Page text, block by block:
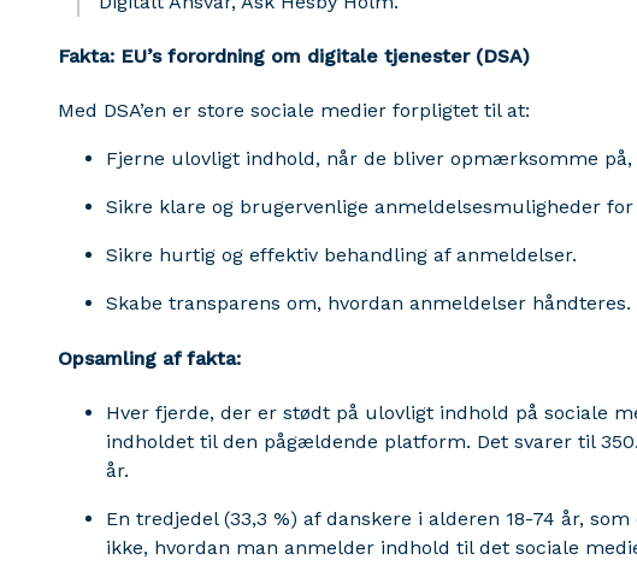
Fakta: EU’s forordning om digitale tjenester (DSA)
Med DSA’en er store sociale medier forpligtet til at:
Fjerne ulovligt indhold, når de bliver opmærksomme
Sikre klare og brugervenlige anmeldelsesmuligheder
Sikre hurtig og effektiv behandling af anmeldelser.
Skabe transparens om, hvordan anmeldelser håndteres.
Opsamling af fakta:
Hver fjerde, der er stødt på ulovligt indhold på sociale
indholdet til den pågældende platform. Det svarer til
år.
En tredjedel (33,3 %) af danskere i alderen 18-74 år,
ikke, hvordan man anmelder indhold til det sociale